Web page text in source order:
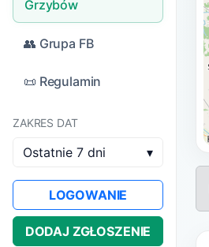
Grzybów
👥 Grupa FB
📜 Regulamin
ZAKRES DAT
Ostatnie 7 dni ▾
LOGOWANIE
DODAJ ZGŁOSZENIE